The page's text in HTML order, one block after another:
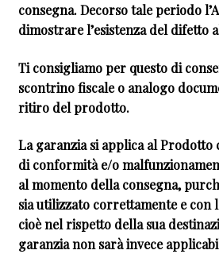
consegna. Decorso tale periodo
dimostrare l’esistenza del difetto
Ti consigliamo per questo di
scontrino fiscale o analogo
ritiro del prodotto.
La garanzia si applica al Prodotto
di conformità e/o
al momento della consegna,
sia utilizzato correttamente e con
cioè nel rispetto della sua
garanzia non sarà invece